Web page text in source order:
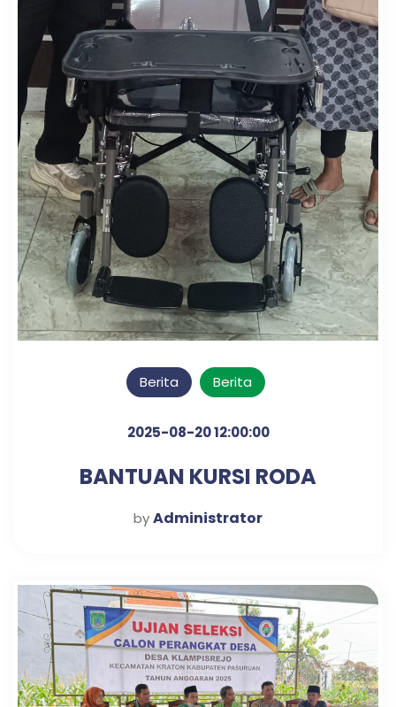
Berita Berita
2025-08-20 12:00:00
BANTUAN KURSI RODA
byAdministrator